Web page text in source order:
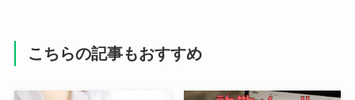
こちらの記事もおすすめ